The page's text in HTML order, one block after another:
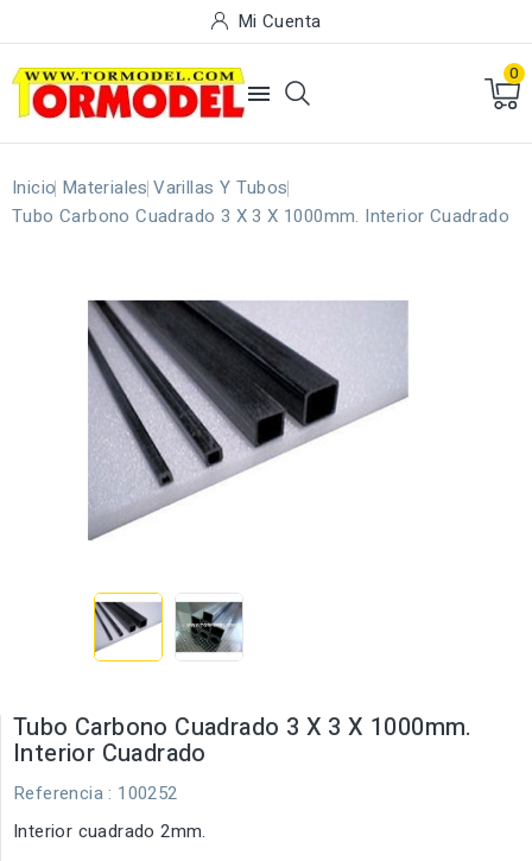
Mi Cuenta

0
Inicio Materiales Varillas Y Tubos
Tubo Carbono Cuadrado 3 X 3 X 1000mm. Interior Cuadrado
Tubo Carbono Cuadrado 3 X 3 X 1000mm.
Interior Cuadrado
Referencia : 100252
Interior cuadrado 2mm.